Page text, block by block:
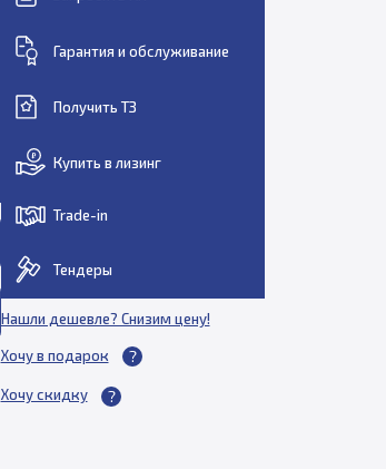
Гарантия и обслуживание
Получить ТЗ
Купить в лизинг
Trade-in
Тендеры
Нашли дешевле? Снизим цену!
Хочу в подарок
Хочу скидку